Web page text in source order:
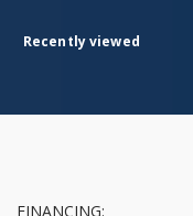
Recently viewed
FINANCING: